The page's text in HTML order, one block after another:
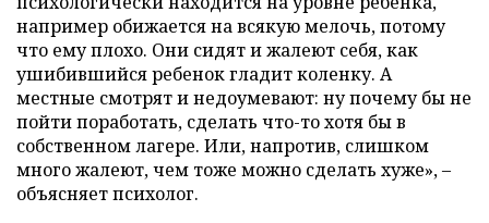
например обижается на всякую мелочь, потому
что ему плохо. Они сидят и жалеют себя, как
ушибившийся ребенок гладит коленку. А
местные смотрят и недоумевают: ну почему бы не
пойти поработать, сделать что-то хотя бы в
собственном лагере. Или, напротив, слишком
много жалеют, чем тоже можно сделать хуже», –
объясняет психолог.